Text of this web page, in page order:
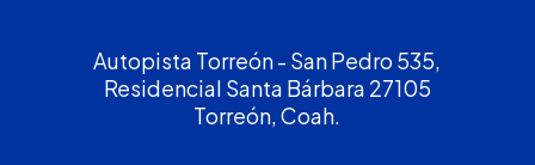
Autopista Torreón - San Pedro 535,
Residencial Santa Bárbara 27105
Torreón, Coah.